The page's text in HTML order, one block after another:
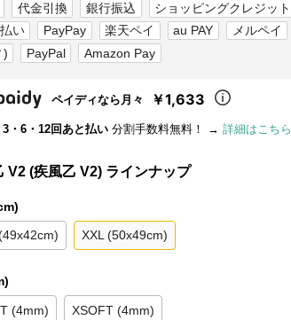
代金引換 銀行振込
ショッピングクレジット
い PayPay 楽天ペイ au PAY
メルペイ
)
PayPal Amazon Pay
ペイディなら月々 ￥1,633
3・6・12回あと払い 分割手数料無料！ → 詳細はこちら
V2 (疾風乙 V2) ラインナップ
XXL (50x49cm)
(4mm) XSOFT (4mm)